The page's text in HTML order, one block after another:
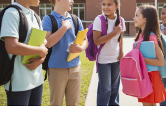
quelle
classe
on
sera
l’année
prochaine